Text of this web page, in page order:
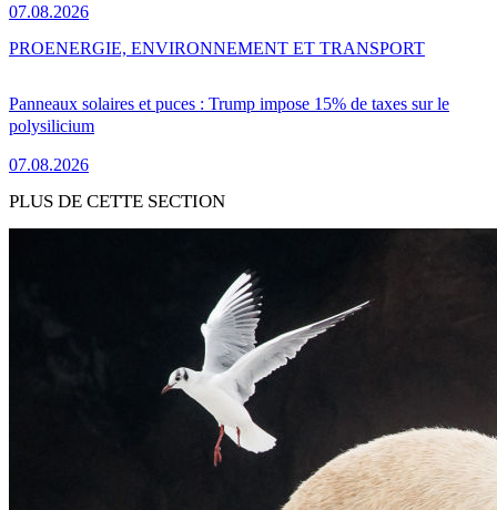
07.08.2026
Panneaux solaires et puces : Trump impose 15% de taxes sur le
polysilicium
07.08.2026
PROENERGIE, ENVIRONNEMENT ET TRANSPORT
PLUS DE CETTE SECTION